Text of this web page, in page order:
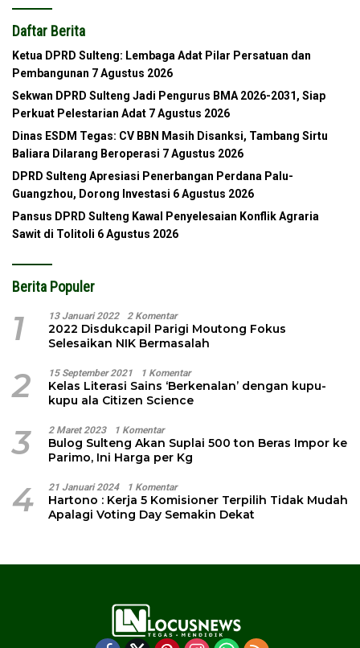
Daftar Berita
Ketua DPRD Sulteng: Lembaga Adat Pilar Persatuan dan
Pembangunan 7 Agustus 2026
Sekwan DPRD Sulteng Jadi Pengurus BMA 2026-2031, Siap
Perkuat Pelestarian Adat 7 Agustus 2026
Dinas ESDM Tegas: CV BBN Masih Disanksi, Tambang Sirtu
Baliara Dilarang Beroperasi 7 Agustus 2026
DPRD Sulteng Apresiasi Penerbangan Perdana Palu-
Guangzhou, Dorong Investasi 6 Agustus 2026
Pansus DPRD Sulteng Kawal Penyelesaian Konflik Agraria
Sawit di Tolitoli 6 Agustus 2026
Berita Populer
1 13 Januari 2022 2 Komentar
2022 Disdukcapil Parigi Moutong Fokus
Selesaikan NIK Bermasalah
2 15 September 2021 1 Komentar
Kelas Literasi Sains ‘Berkenalan’ dengan kupu-
kupu ala Citizen Science
3 2 Maret 2023 1 Komentar
Bulog Sulteng Akan Suplai 500 ton Beras Impor ke
Parimo, Ini Harga per Kg
4 21 Januari 2024 1 Komentar
Hartono : Kerja 5 Komisioner Terpilih Tidak Mudah
Apalagi Voting Day Semakin Dekat